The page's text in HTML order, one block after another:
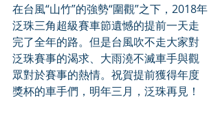
在台風“山竹”的強勢“圍觀”之下，2018年
泛珠三角超級賽車節遺憾的提前一天走
完了全年的路。但是台風吹不走大家對
泛珠賽事的渴求、大雨澆不滅車手與觀
眾對於賽事的熱情。祝賀提前獲得年度
獎杯的車手們，明年三月，泛珠再見！